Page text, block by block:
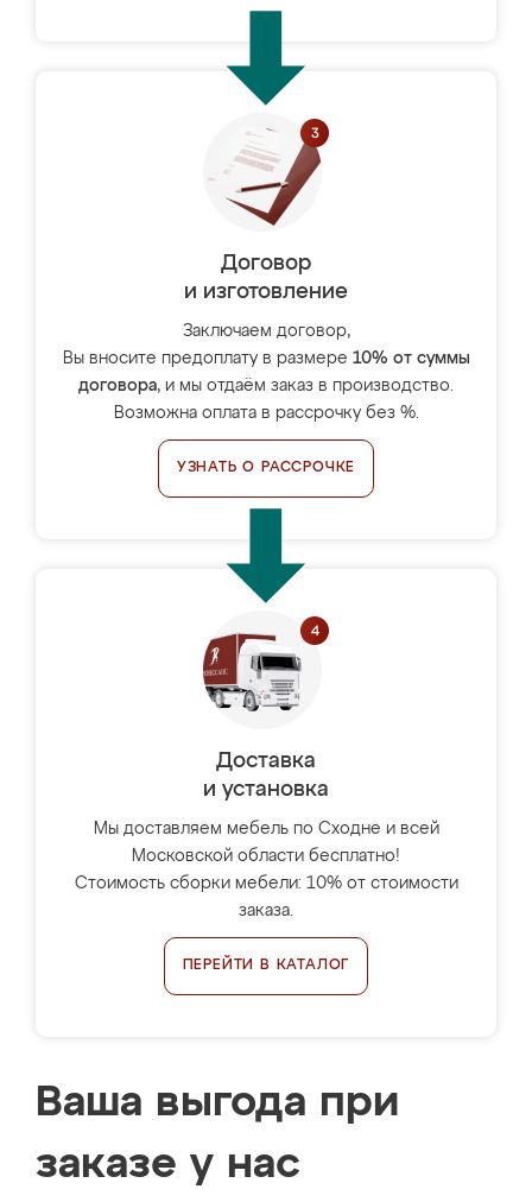
Договор
и изготовление
Заключаем договор,
Вы вносите предоплату в размере 10% от суммы
договора, и мы отдаём заказ в производство.
Возможна оплата в рассрочку без %.
УЗНАТЬ О РАССРОЧКЕ
Доставка
и установка
Мы доставляем мебель по Сходне и всей
Московской области бесплатно!
Стоимость сборки мебели: 10% от стоимости
заказа.
ПЕРЕЙТИ В КАТАЛОГ
Ваша выгода при
заказе у нас